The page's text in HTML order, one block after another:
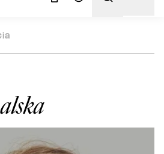
KAJA PASCHALSKA